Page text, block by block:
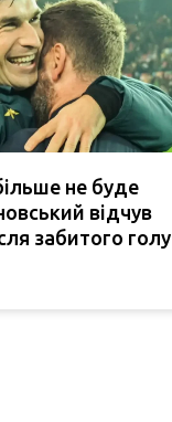
не буде
відчув
забитого голу